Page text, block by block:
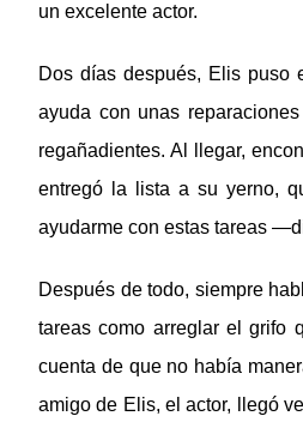
un excelente actor.
Dos días después, Elis puso
ayuda con unas
regañadientes. Al llegar,
entregó la lista a su yerno,
ayudarme con estas tareas
Después de todo, siempre
tareas como arreglar el grifo
cuenta de que no había
amigo de Elis, el actor, llegó